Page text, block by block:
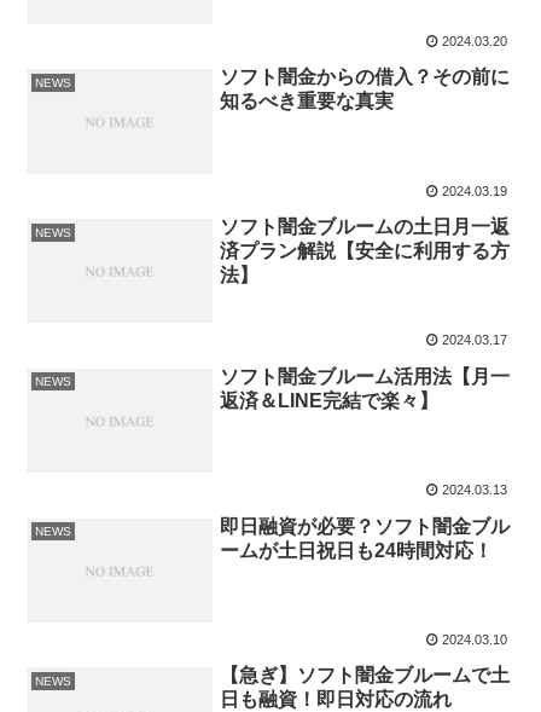
2024.03.20
NEWS
ソフト闇金からの借入？その前に
知るべき重要な真実
2024.03.19
NEWS
ソフト闇金ブルームの土日月一返
済プラン解説【安全に利用する方
法】
2024.03.17
NEWS
ソフト闇金ブルーム活用法【月一
返済＆LINE完結で楽々】
2024.03.13
NEWS
即日融資が必要？ソフト闇金ブル
ームが土日祝日も24時間対応！
2024.03.10
NEWS
【急ぎ】ソフト闇金ブルームで土
日も融資！即日対応の流れ